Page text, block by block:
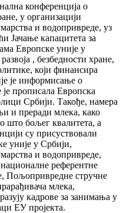
конференција о
у организацији
и водопривреде, уз
Јачање капацитета за
Европске уније у
, безбедности хране,
који финансира
је информисање о
је прописала Европска
Србији. Такође, намера
и преради млека, како
што бољег квалитета, а
су присуствовали
уније у Србији,
и водопривреде,
референтне
Пољопривредне стручне
млека,
кадрове за занимања у
ЕУ пројекта.